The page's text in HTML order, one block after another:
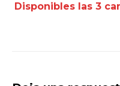
Disponibles las 3